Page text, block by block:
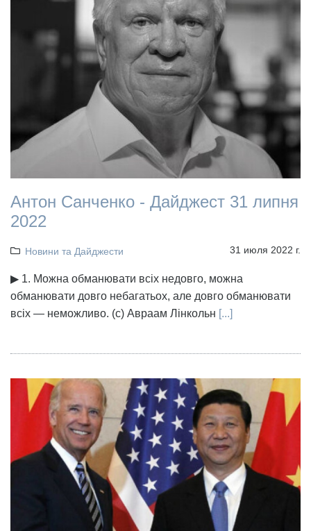
Антон Санченко - Дайджест 31 липня
2022
Новини та Дайджести 31 июля 2022 г.
▶ 1. Можна обманювати всіх недовго, можна
обманювати довго небагатьох, але довго обманювати
всіх — неможливо. (с) Авраам Лінкольн [...]